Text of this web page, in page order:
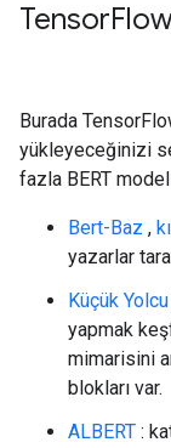
Tensor
Burada
yükleyeceğinizi
fazla BERT
Bert-Baz ,
yazarlar
Küçük
yapmak
mimarisini
blokları var.
ALBERT :